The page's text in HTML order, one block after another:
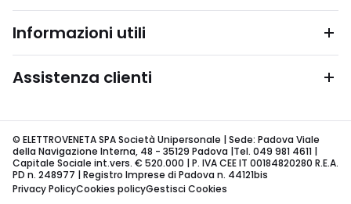
Informazioni utili
Assistenza clienti
© ELETTROVENETA SPA Società Unipersonale | Sede: Padova Viale
della Navigazione Interna, 48 - 35129 Padova |Tel. 049 981 4611 |
Capitale Sociale int.vers. € 520.000 | P. IVA CEE IT 00184820280 R.E.A.
PD n. 248977 | Registro Imprese di Padova n. 44121bis
Privacy PolicyCookies policyGestisci Cookies